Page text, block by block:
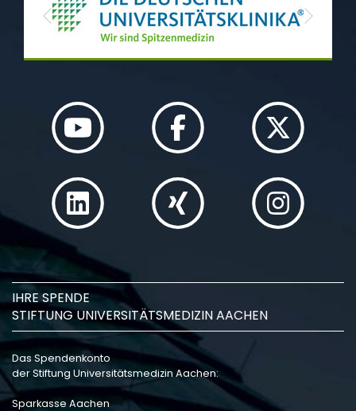
Previous Next
IHRE SPENDE
STIFTUNG UNIVERSITÄTSMEDIZIN AACHEN
Das Spendenkonto
der Stiftung Universitätsmedizin Aachen:
Sparkasse Aachen